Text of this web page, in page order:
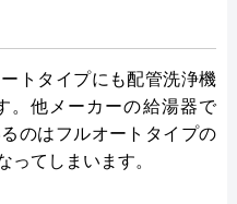
トタイプにも配管洗浄機
。他メーカーの給湯器で
のはフルオートタイプの
ってしまいます。